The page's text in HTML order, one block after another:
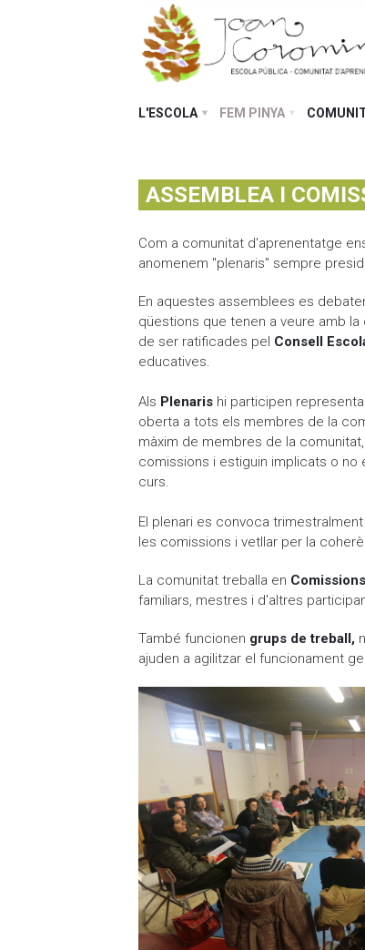
L'ESCOLA FEM PINYA
ASSEMBLEA I
Com a comunitat d'aprenentatge
anomenem "plenaris" sempre
En aquestes assemblees es
qüestions que tenen a veure amb
de ser ratificades pel Consell
educatives.
Als Plenaris hi participen
oberta a tots els membres de la
màxim de membres de la
comissions i estiguin implicats o no
curs.
El plenari es convoca
les comissions i vetllar per la
La comunitat treballa en
familiars, mestres i d'altres
També funcionen grups de treball,
ajuden a agilitzar el funcionament